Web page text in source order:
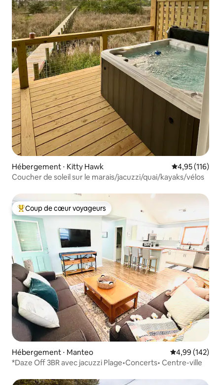
Hébergement ⋅ Kitty Hawk Évaluation
4,95 (116)
Coucher de soleil sur le marais/jacuzzi/quai/kayaks/vélos
Coups de cœur voyageurs les plus appréciés
Coup de cœur voyageurs
Hébergement ⋅ Manteo Évaluation
4,99 (142)
*Daze Off 3BR avec jacuzzi Plage•Concerts• Centre-ville